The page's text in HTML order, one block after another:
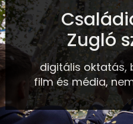
Zugló
digitális oktatás,
film és média,